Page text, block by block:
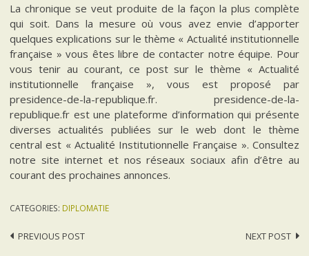
La chronique se veut produite de la façon la plus complète
qui soit. Dans la mesure où vous avez envie d’apporter
quelques explications sur le thème « Actualité institutionnelle
française » vous êtes libre de contacter notre équipe. Pour
vous tenir au courant, ce post sur le thème « Actualité
institutionnelle française », vous est proposé par
presidence-de-la-republique.fr. presidence-de-la-
republique.fr est une plateforme d’information qui présente
diverses actualités publiées sur le web dont le thème
central est « Actualité Institutionnelle Française ». Consultez
notre site internet et nos réseaux sociaux afin d’être au
courant des prochaines annonces.
CATEGORIES: DIPLOMATIE
Post
PREVIOUS POST NEXT POST